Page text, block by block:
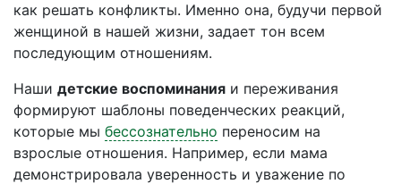
как решать конфликты. Именно она, будучи первой
женщиной в нашей жизни, задает тон всем
последующим отношениям.
Наши детские воспоминания и переживания
формируют шаблоны поведенческих реакций,
которые мы бессознательно переносим на
взрослые отношения. Например, если мама
демонстрировала уверенность и уважение по